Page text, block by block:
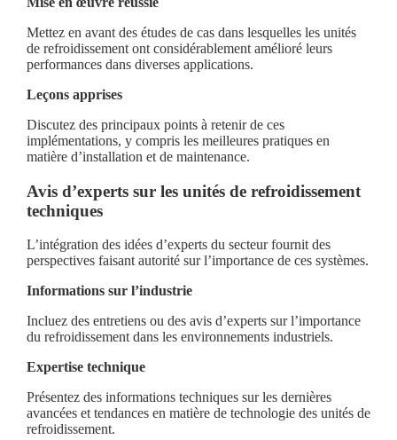
Mettez en avant des études de cas dans lesquelles les unités
de refroidissement ont considérablement amélioré leurs
performances dans diverses applications.
Leçons apprises
Discutez des principaux points à retenir de ces
implémentations, y compris les meilleures pratiques en
matière d’installation et de maintenance.
Avis d’experts sur les unités de refroidissement
techniques
L’intégration des idées d’experts du secteur fournit des
perspectives faisant autorité sur l’importance de ces systèmes.
Informations sur l’industrie
Incluez des entretiens ou des avis d’experts sur l’importance
du refroidissement dans les environnements industriels.
Expertise technique
Présentez des informations techniques sur les dernières
avancées et tendances en matière de technologie des unités de
refroidissement.